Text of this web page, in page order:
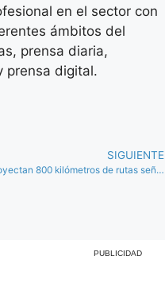
en el sector con
ámbitos del
prensa diaria,
prensa digital.
SIGUIENTE
Proyectan 800 kilómetros de rutas señalizadas para ‘Bike Territory Sierra Norte de Málaga’
PUBLICIDAD